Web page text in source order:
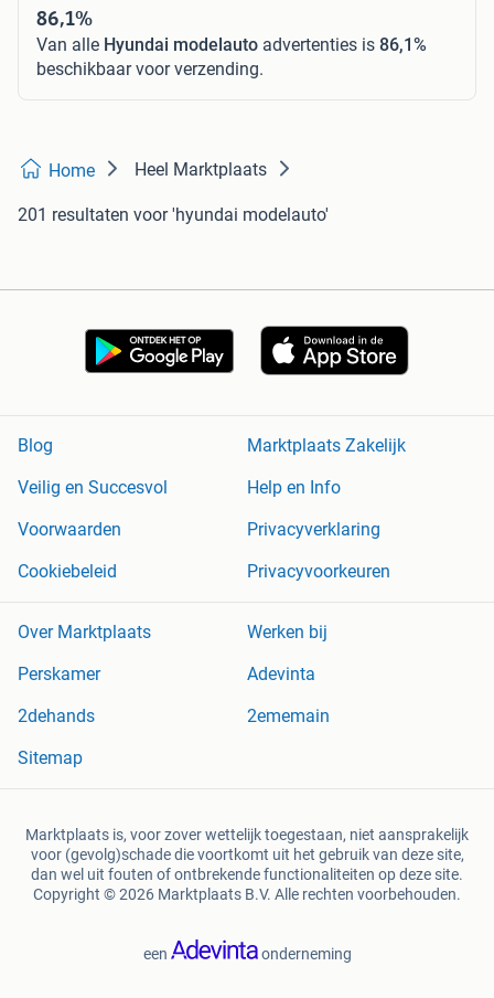
86,1%
Van alle Hyundai modelauto advertenties is 86,1%
beschikbaar voor verzending.
Home Heel Marktplaats
201 resultaten voor 'hyundai modelauto'
Blog
Marktplaats Zakelijk
Veilig en Succesvol
Help en Info
Voorwaarden
Privacyverklaring
Cookiebeleid
Privacyvoorkeuren
Over Marktplaats
Werken bij
Perskamer
Adevinta
2dehands
2ememain
Sitemap
Marktplaats is, voor zover wettelijk toegestaan, niet aansprakelijk
voor (gevolg)schade die voortkomt uit het gebruik van deze site,
dan wel uit fouten of ontbrekende functionaliteiten op deze site.
Copyright © 2026 Marktplaats B.V. Alle rechten voorbehouden.
een onderneming